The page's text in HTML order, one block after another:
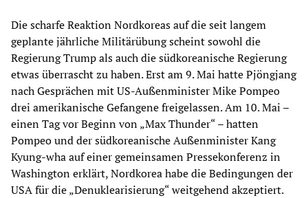
Die scharfe Reaktion Nordkoreas auf die seit langem
geplante jährliche Militärübung scheint sowohl die
Regierung Trump als auch die südkoreanische Regierung
etwas überrascht zu haben. Erst am 9. Mai hatte Pjöngjang
nach Gesprächen mit US-Außenminister Mike Pompeo
drei amerikanische Gefangene freigelassen. Am 10. Mai –
einen Tag vor Beginn von „Max Thunder“ – hatten
Pompeo und der südkoreanische Außenminister Kang
Kyung-wha auf einer gemeinsamen Pressekonferenz in
Washington erklärt, Nordkorea habe die Bedingungen der
USA für die „Denuklearisierung“ weitgehend akzeptiert.